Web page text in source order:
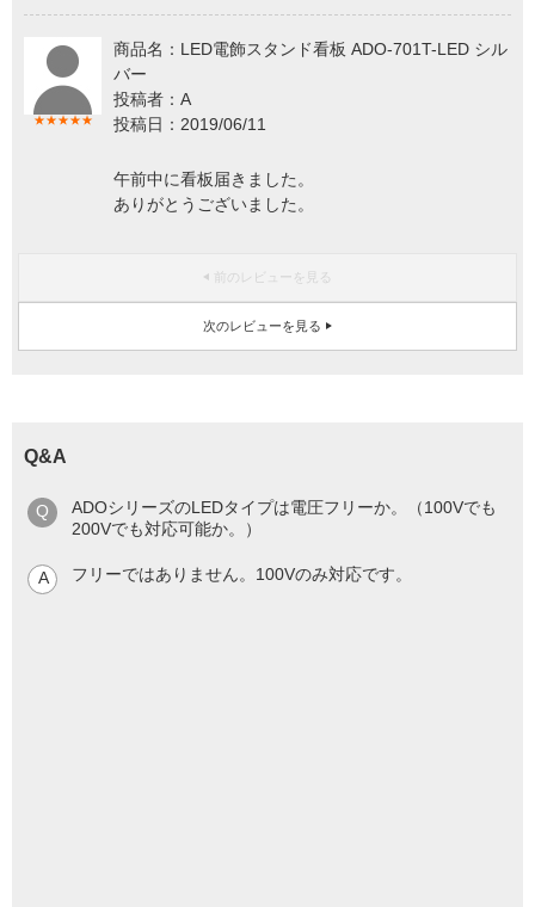
★★★★★
商品名：LED電飾スタンド看板 ADO-701T-LED シル
バー
投稿者：A
投稿日：2019/06/11
午前中に看板届きました。
ありがとうございました。
前のレビューを見る
次のレビューを見る
Q&A
ADOシリーズのLEDタイプは電圧フリーか。（100Vでも
200Vでも対応可能か。）
フリーではありません。100Vのみ対応です。